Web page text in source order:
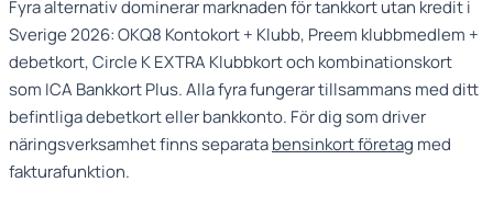
Fyra alternativ dominerar marknaden för tankkort utan kredit i
Sverige 2026: OKQ8 Kontokort + Klubb, Preem klubbmedlem +
debetkort, Circle K EXTRA Klubbkort och kombinationskort
som ICA Bankkort Plus. Alla fyra fungerar tillsammans med ditt
befintliga debetkort eller bankkonto. För dig som driver
näringsverksamhet finns separatabensinkort företag med
fakturafunktion.